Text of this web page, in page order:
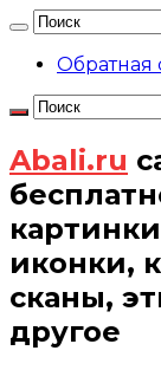
Обратная
Abali.ru
иконки,
сканы,
другое